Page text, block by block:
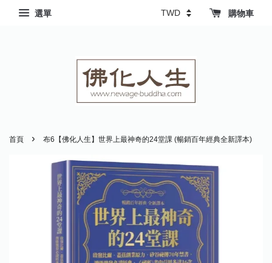
選單 購物車
首頁 › 布6【佛化人生】世界上最神奇的24堂課 (暢銷百年經典全新譯本)